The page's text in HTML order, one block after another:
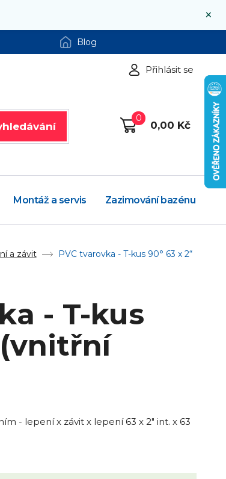
×
Blog
Přihlásit se
0
0,00 Kč
Montáž a servis Zazimování bazénu
a závit
PVC tvarovka - T-kus 90° 63 x 2“
- T-kus
(vnitřní
- lepení x závit x lepení 63 x 2" int. x 63